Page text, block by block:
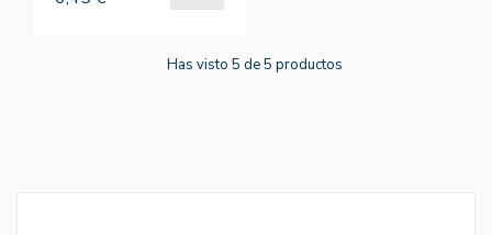
Has visto 5 de 5 productos